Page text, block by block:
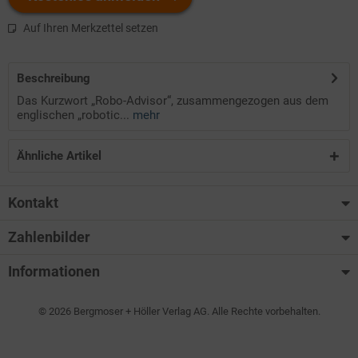
Auf Ihren Merkzettel setzen
Beschreibung
Das Kurzwort „Robo-Advisor“, zusammengezogen aus dem
englischen „robotic... mehr
Ähnliche Artikel
Kontakt
Zahlenbilder
Informationen
© 2026 Bergmoser + Höller Verlag AG. Alle Rechte vorbehalten.